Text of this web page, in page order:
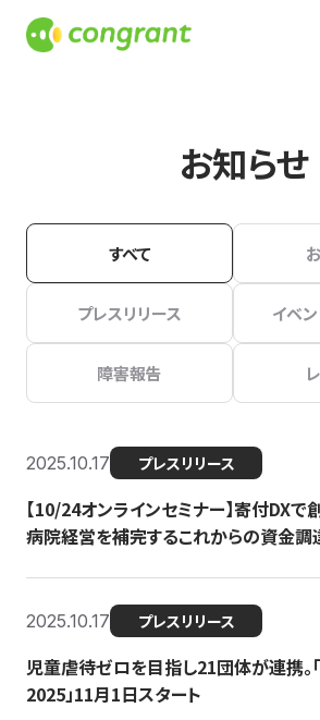
お知らせ
すべて
プレスリリース イベ
障害報告
2025.10.17 プレスリリース
【10/24オンラインセミナー】寄付DXで
病院経営を補完するこれからの資金調
2025.10.17 プレスリリース
児童虐待ゼロを目指し21団体が連携。
2025」11月1日スタート